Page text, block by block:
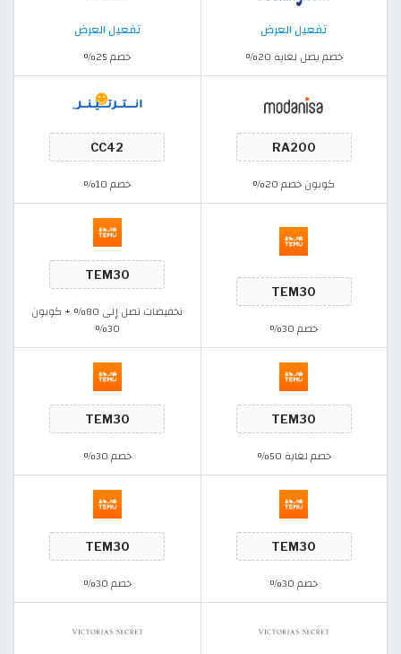
تفعيل العرض
خصم يصل لغاية 20%
تفعيل العرض
خصم 25%
كوبون خصم 20% خصم 10%
خصم 30%
تخفيضات تصل إلى 80% + كوبون
30%
خصم لغاية 50% خصم 30%
خصم 30% خصم 30%